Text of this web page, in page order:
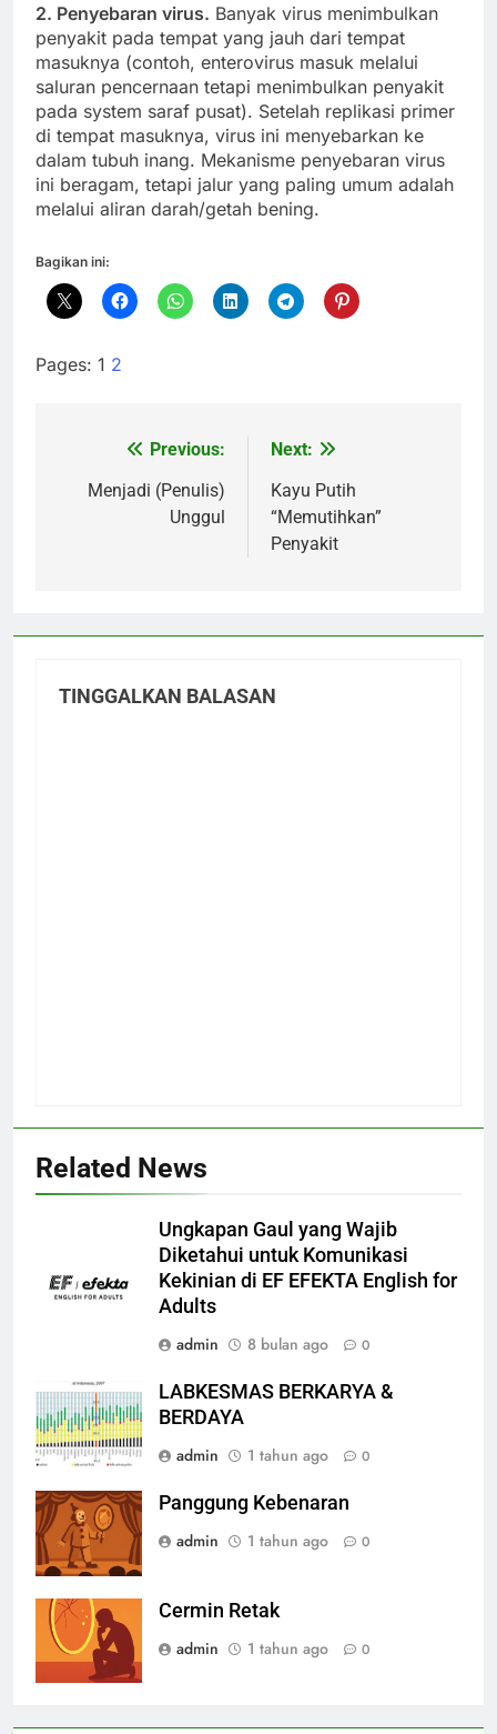
2. Penyebaran virus. Banyak virus menimbulkan
penyakit pada tempat yang jauh dari tempat
masuknya (contoh, enterovirus masuk melalui
saluran pencernaan tetapi menimbulkan penyakit
pada system saraf pusat). Setelah replikasi primer
di tempat masuknya, virus ini menyebarkan ke
dalam tubuh inang. Mekanisme penyebaran virus
ini beragam, tetapi jalur yang paling umum adalah
melalui aliran darah/getah bening.
Bagikan ini:
Pages: 1 2
Navigasi
pos
Previous:
Menjadi (Penulis)
Unggul
Next:
Kayu Putih
“Memutihkan”
Penyakit
TINGGALKAN BALASAN
Related News
Ungkapan Gaul yang Wajib
Diketahui untuk Komunikasi
Kekinian di EF EFEKTA English for
Adults
admin
8 bulan ago 0
LABKESMAS BERKARYA &
BERDAYA
admin
1 tahun ago 0
Panggung Kebenaran
admin
1 tahun ago 0
Cermin Retak
admin
1 tahun ago 0